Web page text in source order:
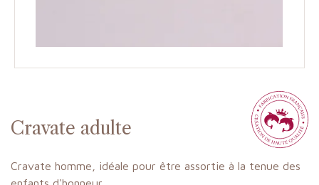
Cravate adulte
Cravate homme, idéale pour être assortie à la tenue des